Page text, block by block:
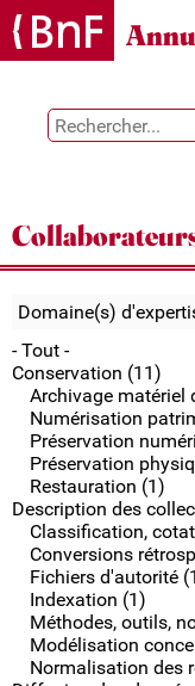
Gestion des cookies
Domaine(s)
- Tout -
Conservation (11)
Archivage matériel
Numérisation
Préservation
Préservation
Restauration (1)
Description des
Classification,
Conversions
Fichiers d'autorité
Indexation (1)
Méthodes, outils,
Modélisation
Normalisation des